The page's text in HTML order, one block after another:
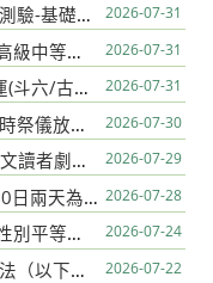
財團法人語言訓練測驗中心「外語能力測驗-基礎級（FLPT-Basic）」線上說明會 2026-07-31
教育部國民及學前教育署辦理116年度高級中等學校教學卓越獎初選實施計畫 2026-07-31
115學年度新生成長營(8/27日)元發客運(斗六/古坑/重光/梅林)及成吉客運(林內/莿桐/虎尾/大埤/斗南)學生專車時間表,請同學提早5分鐘前往候車 2026-07-31
原住民族委員會公告新版「原住民族歲時祭儀放假日期」及「原住民族歲時祭儀放假日常見問題集」各1份 2026-07-30
115年度雲林縣語文競賽縣賽(含本土語文讀者劇場)報名注意事項 2026-07-29
【E1學測模擬考公告】7月29日、7月30日兩天為高三第1次學測模擬考，請高三忠社會學程認真準備※本次考試地點為行政大樓三樓語言教室。 2026-07-28
115年度教育部國民及學前教育署辦理性別平等教育建置課程與教學人才庫實施計畫 2026-07-24
重申各機關（構）學校適用公務員服務法（以下簡稱服務法）人員赴大陸地區，均應落實申請及通報等相關規定 2026-07-22